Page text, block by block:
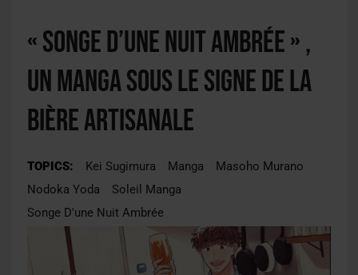
« Songe d’une nuit ambrée » ,
un manga sous le signe de la
bière artisanale
TOPICS: Kei Sugimura Manga
Masoho Murano
Nodoka Yoda
Soleil Manga
Songe D'une Nuit Ambrée